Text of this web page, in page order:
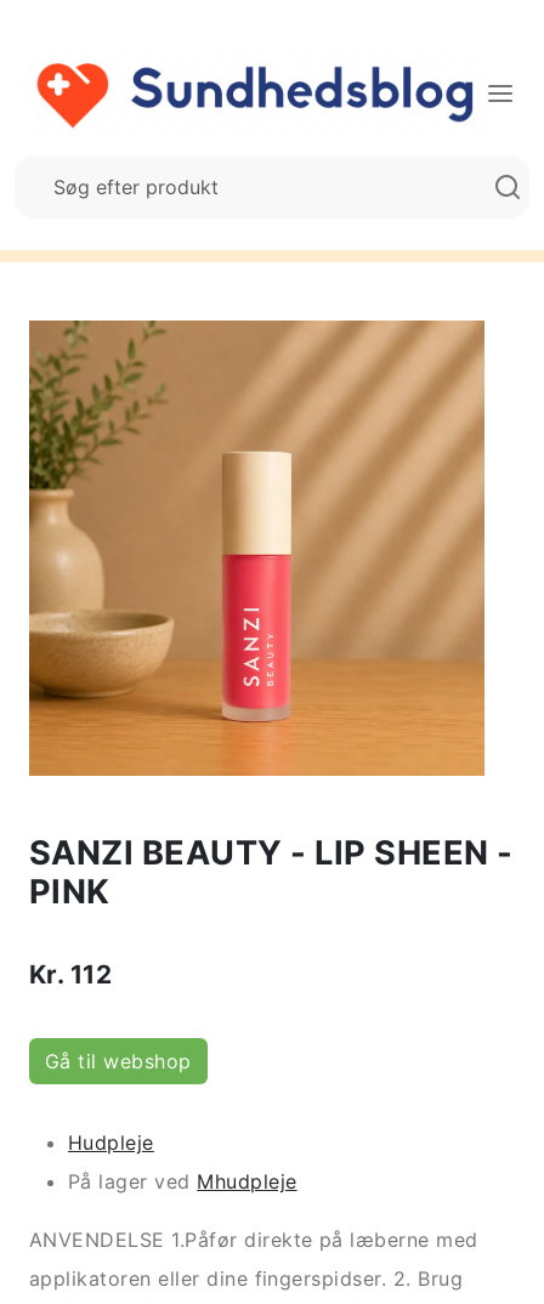
SANZI BEAUTY - LIP SHEEN -
PINK
Kr. 112
Gå til webshop
Hudpleje
På lager ved Mhudpleje
ANVENDELSE 1.Påfør direkte på læberne med
applikatoren eller dine fingerspidser. 2. Brug